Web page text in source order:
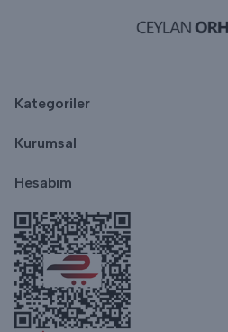
Kategoriler
Kurumsal
Hesabım